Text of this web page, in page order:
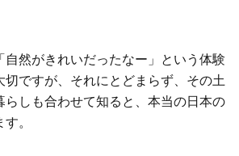
自然がきれいだったなー」という体験
切ですが、それにとどまらず、その土
らしも合わせて知ると、本当の日本の
。